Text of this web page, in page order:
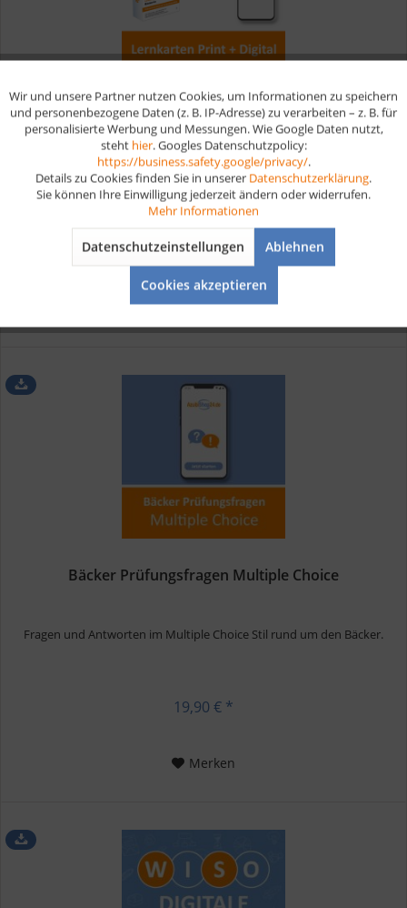
Bäcker Lernkarten digital und print
Bäcker Prüfung bestehen leicht gemacht - digital lernen Als
Bäcker stellst du süße sowie herzhafte Backwaren her. Dabei
achtest du immer auf eine genaue Mengenangabe, mischt
alles nach Rezept zusammen und prüfst, ob alle Vorgänge
richtig...
39,90 € *42,80 € *
Merken
Bäcker Prüfungsfragen Multiple Choice
Fragen und Antworten im Multiple Choice Stil rund um den Bäcker.
19,90 € *
Merken
Funktionale Aktiv
Aktiv
Wir und unsere Partner nutzen Cookies, um Informationen zu speichern
und personenbezogene Daten (z. B. IP-Adresse) zu verarbeiten – z. B. für
personalisierte Werbung und Messungen. Wie Google Daten nutzt,
steht hier. Googles Datenschutzpolicy:
https://business.safety.google/privacy/.
Details zu Cookies finden Sie in unserer Datenschutzerklärung.
Sie können Ihre Einwilligung jederzeit ändern oder widerrufen.
Mehr Informationen
Datenschutzeinstellungen Ablehnen
Cookies akzeptieren